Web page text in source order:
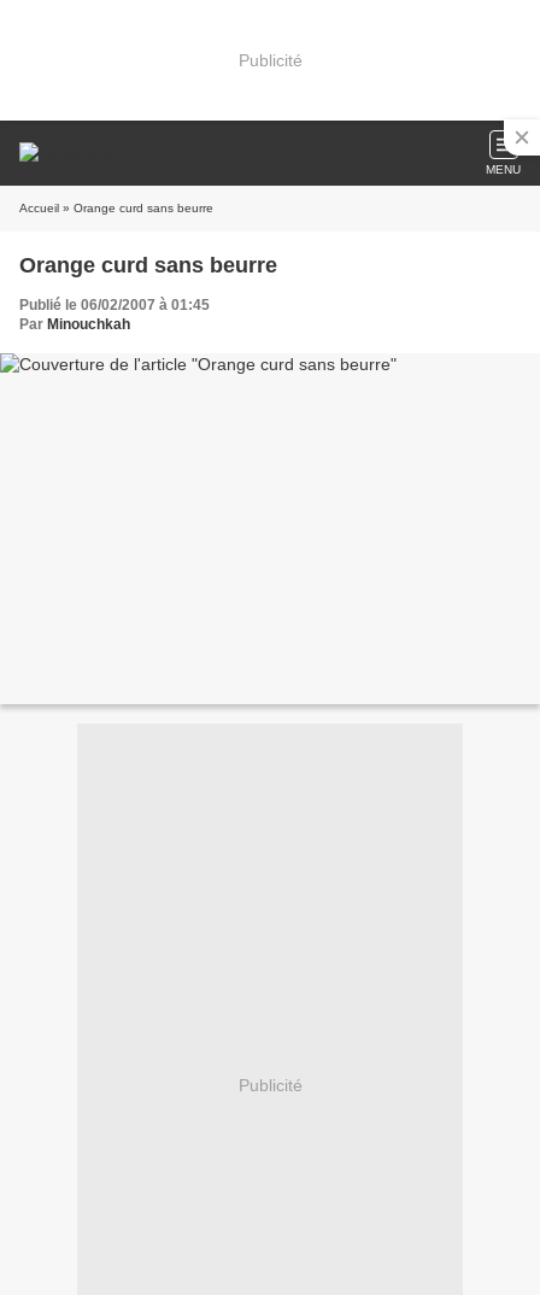
Publicité
MENU
Accueil » Orange curd sans beurre
Orange curd sans beurre
Publié le 06/02/2007 à 01:45
Par Minouchkah
Publicité